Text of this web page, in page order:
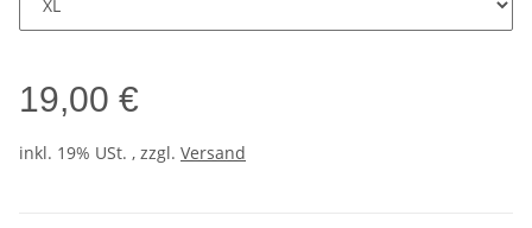
19,00 €
inkl. 19% USt. , zzgl. Versand